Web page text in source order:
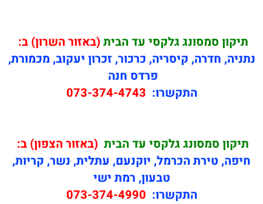
תיקון סמסונג גלקסי עד הבית (באזור השרון) ב:
נתניה, חדרה, קיסריה, כרכור, זכרון יעקוב, מכמורת,
פרדס חנה
התקשרו: 073-374-4743
תיקון סמסונג גלקסי עד הבית (באזור הצפון) ב:
חיפה, טירת הכרמל, יוקנעם, עתלית, נשר, קריות,
טבעון, רמת ישי
התקשרו: 073-374-4990